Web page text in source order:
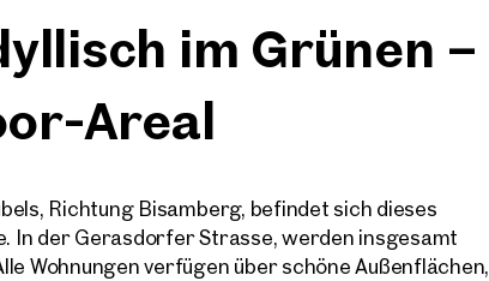
im Grünen –
Areal
Richtung Bisamberg, befindet sich dieses
In der Gerasdorfer Strasse, werden insgesamt
Wohnungen verfügen über schöne Außenflächen,